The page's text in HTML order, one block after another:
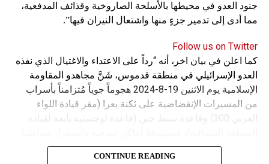
جنود العدو في محيطها بالأسلحة الصاروخية وقذائف المدفعية،
مما أدى إلى تدمير جزءٍ منها واشتعال النيران فيها”.
Follow us on Twitter
كما اعلن في بيان اخر، أنه “رداً على الاعتداء والاغتيال الذي نفذه
العدو الإسرائيلي في منطقة قدموس، شَنَّ مجاهدو المقاومة
الإسلامية يوم الاثنين 19-8-2024 هجوماً جوياً مُتزامناً بأسراب
من المسيرات الإنقضاضية على ثكنة يعرا (مقر قيادة اللواء
الغربي 300) وقاعدة سنط جين (قاعدة لوجستية تابعة لقيادة
وجنودها وأصابت أهدافها بدقة وأوقعت فيهم عدداً من القتلى
CONTINUE READING